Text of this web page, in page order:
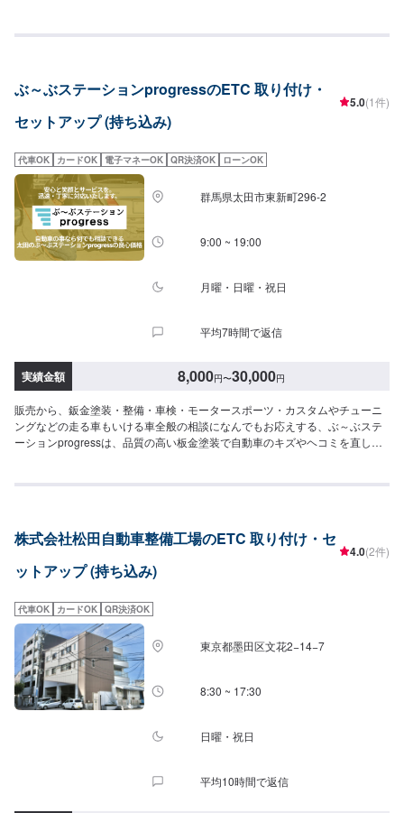
ております。保険適用の修理ももちろん承ります。お気軽にご相談くださ
間・定休日】⏰営業時間：9時30分〜18時🗓定休日：月曜・祝日
ぶ～ぶステーションprogressのETC 取り付け・
セットアップ (持ち込み)
5.0(1件)
代車OK カードOK 電子マネーOK QR決済OK ローンOK
群馬県太田市東新町296-2
9:00 ~ 19:00
月曜・日曜・祝日
平均7時間で返信
実績金額 8,000円〜30,000円
販売から、鈑金塗装・整備・車検・モータースポーツ・カスタムやチューニ
ングなどの走る車もいける車全般の相談になんでもお応えする、ぶ～ぶステ
ーションprogressは、品質の高い板金塗装で自動車のキズやヘコミを直しま
ので、お気軽にお問い合わせください。ブレーキパッドの交換や車内のクリ
ドバイスを心掛けております。--------------------------------------------------【1】オ
ファーにてお問い合わせ【2】お見積り【3】お見積りにご納得いただければ
作業開始【4】仕上がり次第納車-----納期について-----納期は通常1日～2日程
さい。-----代車について-----無料の代車をご用意しています。お車の作業中は
代車をご利用ください。※代車の燃料代はお客様にご負担いただいておりま
す。-----ご来店時の注意、受付方法-----当工場は太田桐生インターチェンジか
ら５分入庫の際はお気をつけてお越しください。駐車スペースは工場前の空
いているスペースに駐車してください。受付はスタッフへ「メンテモで予約
しました」とお伝えください。ご案内いたします。【定休日・営業時間】定
休日：日曜日営業時間：9:00~19:00
株式会社松田自動車整備工場のETC 取り付け・セ
ットアップ (持ち込み)
4.0(2件)
代車OK カードOK QR決済OK
東京都墨田区文花2−14−7
8:30 ~ 17:30
日曜・祝日
平均10時間で返信